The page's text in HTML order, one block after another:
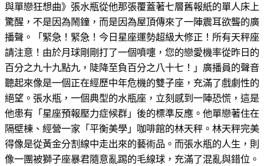
與單戀狂想曲》張水瓶從他那張覆蓋著七層舊報紙的單人床上
驚醒，不是因為鬧鐘，而是因為屋頂傳來了一陣震耳欲聾的廣
播聲。「緊急！緊急！今日星座運勢超級大修正！所有天秤座
請注意！由於月球剛剛打了一個噴嚏，您的戀愛機率從昨日的
百分之九十九點九，陡降至負百分之八十七！」廣播員的聲音
聽起來像是一個正在經歷中年危機的雙子座，充滿了戲劇性的
絕望。張水瓶，一個典型的水瓶座，立刻感到一陣恐慌，這是
他患有「星座預報壓力症候群」後的標準反應。他單戀著住在
隔壁棟、經營一家「平衡美學」咖啡館的林天秤。林天秤完美
得像是從黃金分割線中走出來的藝術品。而張水瓶的人生，則
像一團被獅子座暴君隨意亂踢的毛線球，充滿了混亂與錯位。